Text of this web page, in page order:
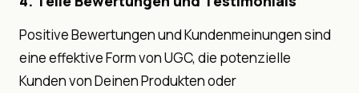
Positive Bewertungen und Kundenmeinungen sind
eine effektive Form von UGC, die potenzielle
Kunden von Deinen Produkten oder